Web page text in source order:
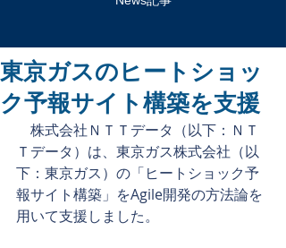
東京ガスのヒートショッ
ク予報サイト構築を支援
株式会社ＮＴＴデータ（以下：ＮＴ
Ｔデータ）は、東京ガス株式会社（以
下：東京ガス）の「ヒートショック予
報サイト構築」をAgile開発の方法論を
用いて支援しました。